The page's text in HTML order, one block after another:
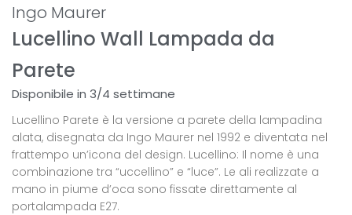
Ingo Maurer
Lucellino Wall Lampada da
Parete
Disponibile in 3/4 settimane
Lucellino Parete è la versione a parete della lampadina
alata, disegnata da Ingo Maurer nel 1992 e diventata nel
frattempo un’icona del design. Lucellino: Il nome è una
combinazione tra “uccellino” e “luce”. Le ali realizzate a
mano in piume d’oca sono fissate direttamente al
portalampada E27.